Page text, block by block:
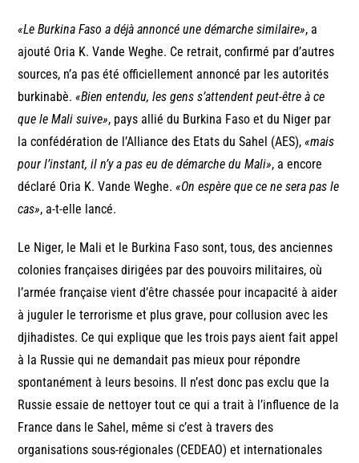
«Le Burkina Faso a déjà annoncé une démarche similaire», a
ajouté Oria K. Vande Weghe. Ce retrait, confirmé par d’autres
sources, n’a pas été officiellement annoncé par les autorités
burkinabè.«Bien entendu, les gens s’attendent peut-être à ce
que le Mali suive», pays allié du Burkina Faso et du Niger par
la confédération de l’Alliance des Etats du Sahel (AES),«mais
pour l’instant, il n’y a pas eu de démarche du Mali», a encore
déclaré Oria K. Vande Weghe.«On espère que ce ne sera pas le
cas», a-t-elle lancé.
Le Niger, le Mali et le Burkina Faso sont, tous, des anciennes
colonies françaises dirigées par des pouvoirs militaires, où
l’armée française vient d’être chassée pour incapacité à aider
à juguler le terrorisme et plus grave, pour collusion avec les
djihadistes. Ce qui explique que les trois pays aient fait appel
à la Russie qui ne demandait pas mieux pour répondre
spontanément à leurs besoins. Il n’est donc pas exclu que la
Russie essaie de nettoyer tout ce qui a trait à l’influence de la
France dans le Sahel, même si c’est à travers des
organisations sous-régionales (CEDEAO) et internationales